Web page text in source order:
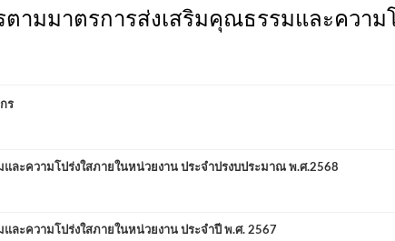
ตามมาตรการส่งเสริมคุณธรรมและความ
ร
ะความโปร่งใสภายในหน่วยงาน ประจำปรงบประมาณ พ.ศ.2568
ะความโปร่งใสภายในหน่วยงาน ประจำปี พ.ศ. 2567